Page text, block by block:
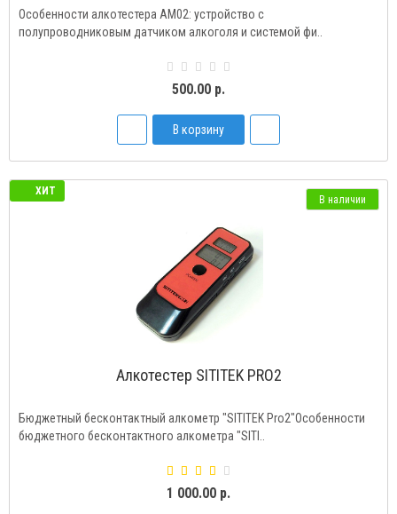
Особенности алкотестера AM02: устройство с
полупроводниковым датчиком алкоголя и системой фи..
500.00 р.
В корзину
ХИТ
В наличии
Алкотестер SITITEK PRO2
Бюджетный бесконтактный алкометр "SITITEK Pro2"Особенности
бюджетного бесконтактного алкометра "SITI..
1 000.00 р.